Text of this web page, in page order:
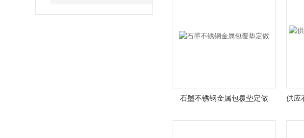
石墨不锈钢金属包覆垫定做 供应